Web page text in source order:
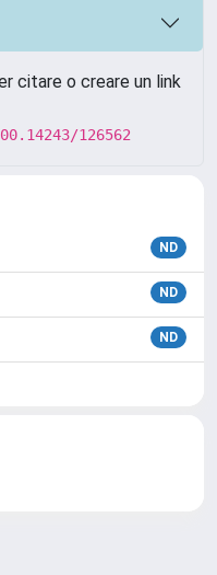
citare o creare un link
126562
ND
ND
ND